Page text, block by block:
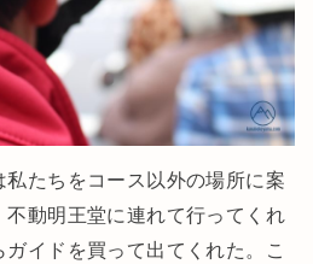
たちをコース以外の場所に案
動明王堂に連れて行ってくれ
イドを買って出てくれた。こ